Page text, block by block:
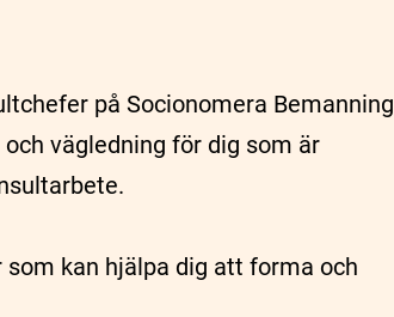
på Socionomera Bemanning
vägledning för dig som är
kan hjälpa dig att forma och